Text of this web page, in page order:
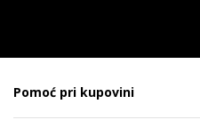
Pomoć pri kupovini